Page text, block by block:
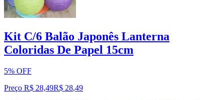
Kit C/6 Balão Japonês Lanterna
Coloridas De Papel 15cm
5% OFF
Preço R$ 28,49R$ 28,49